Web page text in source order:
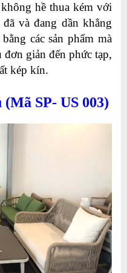
hề thua kém với
và đang dần khẳng
các sản phẩm mà
giản đến phức tạp,
kép kín.
SP- US 003)